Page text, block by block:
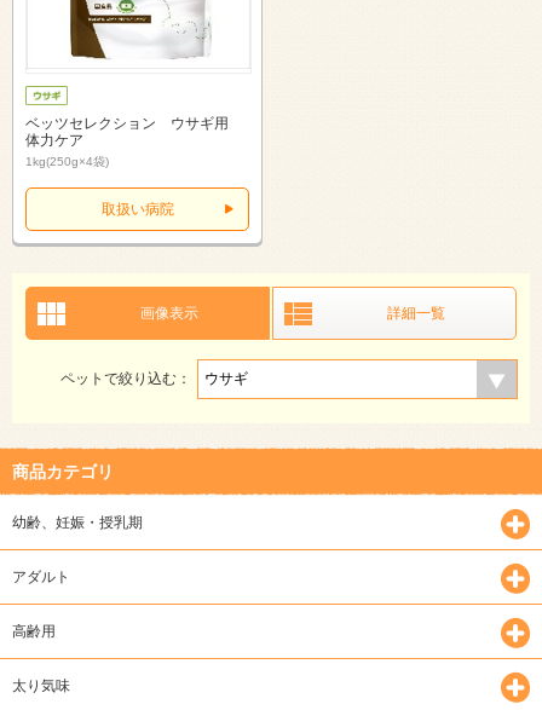
ベッツセレクション ウサギ用
体力ケア
1kg(250g×4袋)
取扱い病院
画像表示 詳細一覧
ペットで絞り込む：
商品カテゴリ
幼齢、妊娠・授乳期
アダルト
高齢用
太り気味